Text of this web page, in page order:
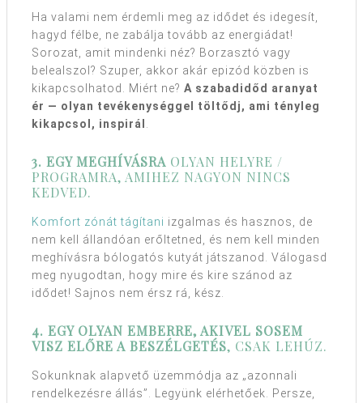
Ha valami nem érdemli meg az idődet és idegesít,
hagyd félbe, ne zabálja tovább az energiádat!
Sorozat, amit mindenki néz? Borzasztó vagy
belealszol? Szuper, akkor akár epizód közben is
kikapcsolhatod. Miért ne? A szabadidőd aranyat
ér — olyan tevékenységgel töltődj, ami tényleg
kikapcsol, inspirál .
3. EGY MEGHÍVÁSRA OLYAN HELYRE /
PROGRAMRA, AMIHEZ NAGYON NINCS
KEDVED.
Komfort zónát tágítani izgalmas és hasznos, de
nem kell állandóan erőltetned, és nem kell minden
meghívásra bólogatós kutyát játszanod. Válogasd
meg nyugodtan, hogy mire és kire szánod az
idődet! Sajnos nem érsz rá, kész.
4. EGY OLYAN EMBERRE, AKIVEL SOSEM
VISZ ELŐRE A BESZÉLGETÉS, CSAK LEHÚZ.
Sokunknak alapvető üzemmódja az „azonnali
rendelkezésre állás”. Legyünk elérhetőek. Persze,